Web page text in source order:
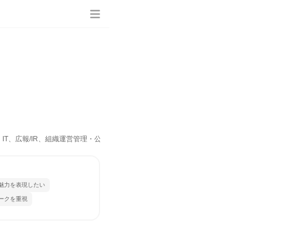
広報/IR、組織運営管理・公務員・事務系職種、建築/土木/プラント専門職）
力を表現したい
クを重視